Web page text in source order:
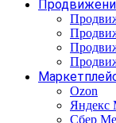
Ozon
Яндекс
Сбер